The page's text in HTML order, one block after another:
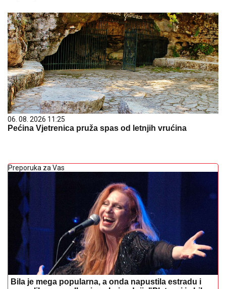
06. 08. 2026 11:25
Pećina Vjetrenica pruža spas od letnjih vrućina
Preporuka za Vas
Bila je mega popularna, a onda napustila estradu i